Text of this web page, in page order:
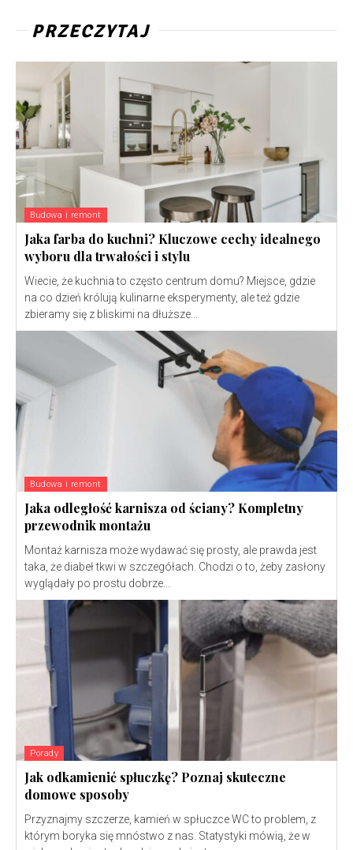
PRZECZYTAJ
Budowa i remont
Jaka farba do kuchni? Kluczowe cechy idealnego
wyboru dla trwałości i stylu
Wiecie, że kuchnia to często centrum domu? Miejsce, gdzie
na co dzień królują kulinarne eksperymenty, ale też gdzie
zbieramy się z bliskimi na dłuższe...
Budowa i remont
Jaka odległość karnisza od ściany? Kompletny
przewodnik montażu
Montaż karnisza może wydawać się prosty, ale prawda jest
taka, że diabeł tkwi w szczegółach. Chodzi o to, żeby zasłony
wyglądały po prostu dobrze...
Porady
Jak odkamienić spłuczkę? Poznaj skuteczne
domowe sposoby
Przyznajmy szczerze, kamień w spłuczce WC to problem, z
którym boryka się mnóstwo z nas. Statystyki mówią, że w